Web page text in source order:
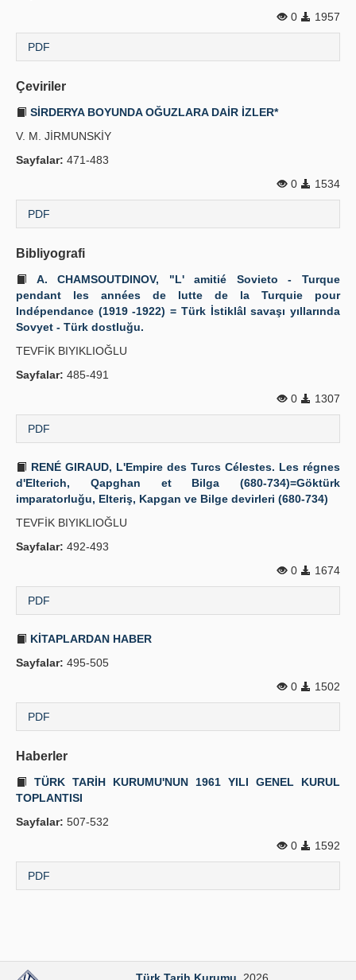
0
1957
PDF
Çeviriler
SİRDERYA BOYUNDA OĞUZLARA DAİR İZLER*
V. M. JİRMUNSKİY
Sayfalar: 471-483
0
1534
PDF
Bibliyografi
A. CHAMSOUTDINOV, "L' amitié Sovieto - Turque
pendant les années de lutte de la Turquie pour
Indépendance (1919 -1922) = Türk İstiklâl savaşı yıllarında
Sovyet - Türk dostluğu.
TEVFİK BIYIKLIOĞLU
Sayfalar: 485-491
0
1307
PDF
RENÉ GIRAUD, L'Empire des Turcs Célestes. Les régnes
d'Elterich, Qapghan et Bilga (680-734)=Göktürk
imparatorluğu, Elteriş, Kapgan ve Bilge devirleri (680-734)
TEVFİK BIYIKLIOĞLU
Sayfalar: 492-493
0
1674
PDF
KİTAPLARDAN HABER
Sayfalar: 495-505
0
1502
PDF
Haberler
TÜRK TARİH KURUMU'NUN 1961 YILI GENEL KURUL
TOPLANTISI
Sayfalar: 507-532
0
1592
PDF